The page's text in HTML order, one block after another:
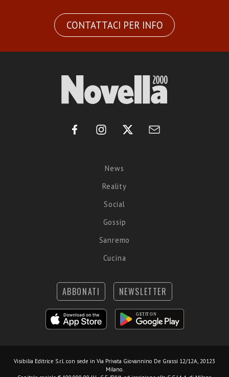
CONTATTACI PER INFO
News
Reality
Social
Gossip
Sanremo
Cucina
ABBONATI NEWSLETTER
Visibilia Editrice S.r.l. con sede in Via Privata Giovannino De Grassi 12/12A, 20123
Milano.